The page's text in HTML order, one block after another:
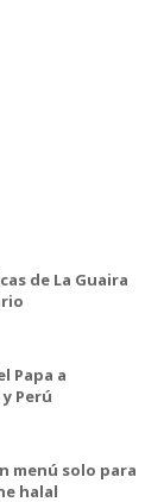
de La Guaira
Papa a
Perú
menú solo para
halal